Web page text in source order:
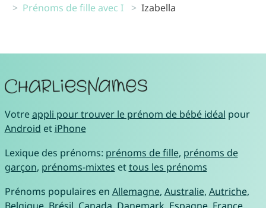
Prénoms de fille avec I
Izabella
Votreappli pour trouver le prénom de bébé idéal pour
Android et iPhone
Lexique des prénoms: prénoms de fille, prénoms de
garçon, prénoms-mixtes ettous les prénoms
Prénoms populaires en Allemagne, Australie, Autriche,